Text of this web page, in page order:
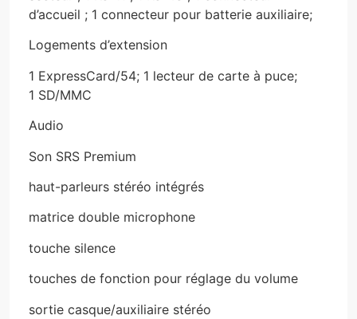
d’accueil ; 1 connecteur pour batterie auxiliaire;
Logements d’extension
1 ExpressCard/54; 1 lecteur de carte à puce;
1 SD/MMC
Audio
Son SRS Premium
haut-parleurs stéréo intégrés
matrice double microphone
touche silence
touches de fonction pour réglage du volume
sortie casque/auxiliaire stéréo